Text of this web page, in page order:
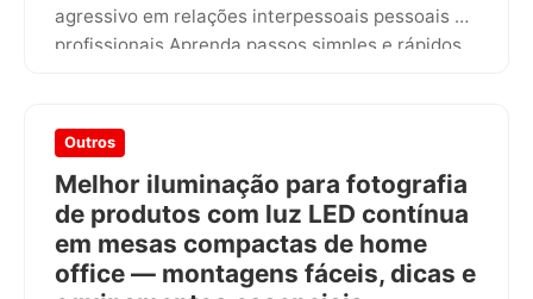
agressivo em relações interpessoais pessoais e
profissionais Aprenda passos simples e rápidos
Outros
Melhor iluminação para fotografia
de produtos com luz LED contínua
em mesas compactas de home
office — montagens fáceis, dicas e